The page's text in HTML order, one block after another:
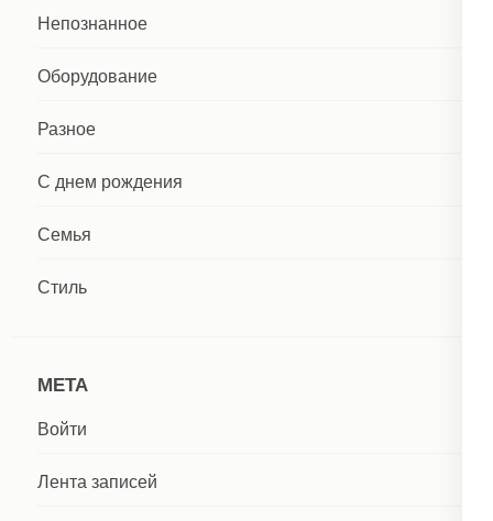
Непознанное
Оборудование
Разное
С днем рождения
Семья
Стиль
МЕТА
Войти
Лента записей